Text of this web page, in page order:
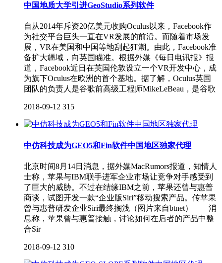
中国地质大学引进GeoStudio系列软件
自从2014年斥资20亿美元收购Oculus以来，Facebook作
为社交平台巨头一直在VR发展的前沿。而随着市场发
展，VR在美国和中国等地刮起狂潮。由此，Facebook准
备扩大疆域，向英国瞄准。根据外媒《每日电讯报》报
道，Facebook近日在英国伦敦设立一个VR开发中心，成
为旗下Oculus在欧洲的首个基地。据了解，Oculus英国
团队的负责人是谷歌前高级工程师MikeLeBeau，是谷歌
2018-09-12 315
中仿科技成为GEO5和Fin软件中国地区独家代理
北京时间8月14日消息，据外媒MacRumors报道，知情人
士称，苹果与IBM联手进军企业市场让竞争对手感受到
了巨大的威胁。不过在结缘IBM之前，苹果还曾与惠普
商谈，试图开发一款“企业版Siri”移动搜索产品。传苹果
曾与惠普研发企业Siri最终搁浅（图片来自btnet） 消
息称，苹果曾与惠普接触，讨论如何在后者的产品中整
合Sir
2018-09-12 310